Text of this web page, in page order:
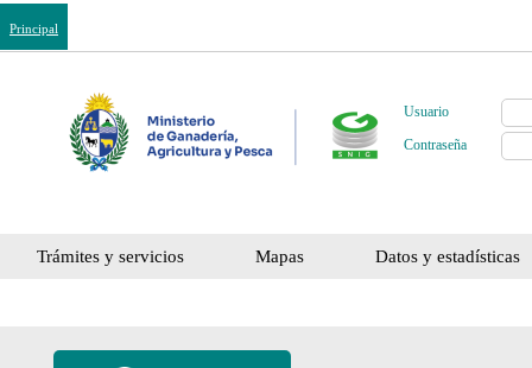
Principal
Usuario
Contraseña
Trámites y servicios Mapas Datos y estadísticas